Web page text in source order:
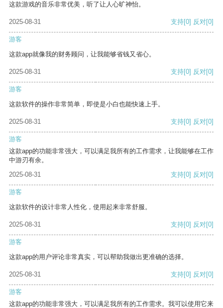
这款游戏的音乐非常优美，听了让人心旷神怡。
2025-08-31 支持[0] 反对[0]
游客
这款app就像我的财务顾问，让我能够省钱又省心。
2025-08-31 支持[0] 反对[0]
游客
这款软件的操作非常简单，即使是小白也能快速上手。
2025-08-31 支持[0] 反对[0]
游客
这款app的功能非常强大，可以满足我所有的工作需求，让我能够在工作
中游刃有余。
2025-08-31
支持[0] 反对[0]
游客
这款软件的设计非常人性化，使用起来非常舒服。
2025-08-31 支持[0] 反对[0]
游客
这款app的用户评论非常真实，可以帮助我做出更准确的选择。
2025-08-31 支持[0] 反对[0]
游客
这款app的功能非常强大，可以满足我所有的工作需求。我可以使用它来